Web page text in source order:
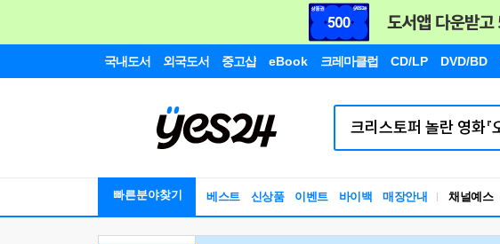
국내도서 외국도서 중고샵 eBook 크레마클럽 CD/LP DVD/BD
빠른분야찾기 베스트 신상품 이벤트 바이백 매장안내 채널예스